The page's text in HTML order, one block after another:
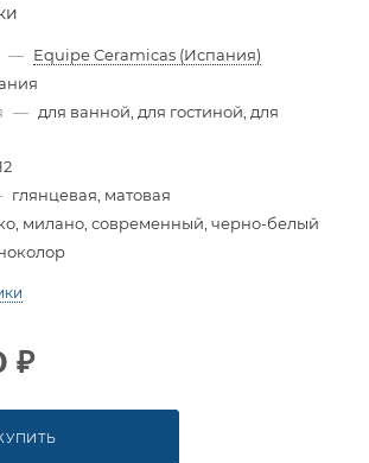
— Equipe Ceramicas (Испания)
— для ванной, для гостиной, для
глянцевая, матовая
милано, современный, черно-белый
₽